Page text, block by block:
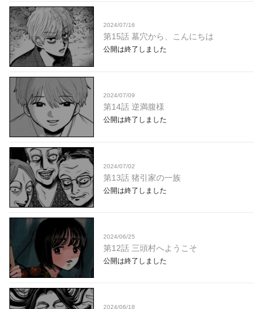
2024/07/16
第15話 墓穴から、こんにちは
公開は終了しました
2024/07/09
第14話 逆満腹様
公開は終了しました
2024/07/02
第13話 猪引家の一族
公開は終了しました
2024/06/25
第12話 三頭村へようこそ
公開は終了しました
2024/06/18